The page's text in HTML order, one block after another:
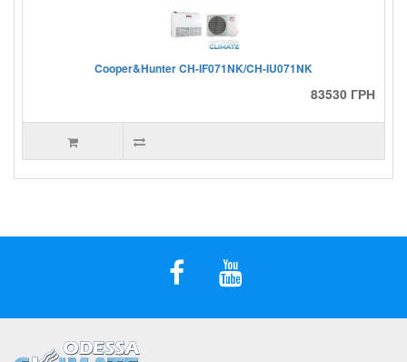
Cooper&Hunter CH-IF071NK/CH-IU071NK
83530 ГРН